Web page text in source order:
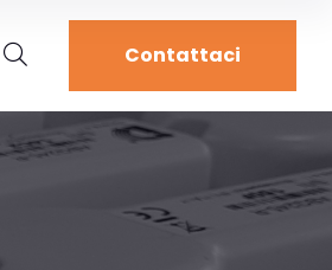
Contattaci